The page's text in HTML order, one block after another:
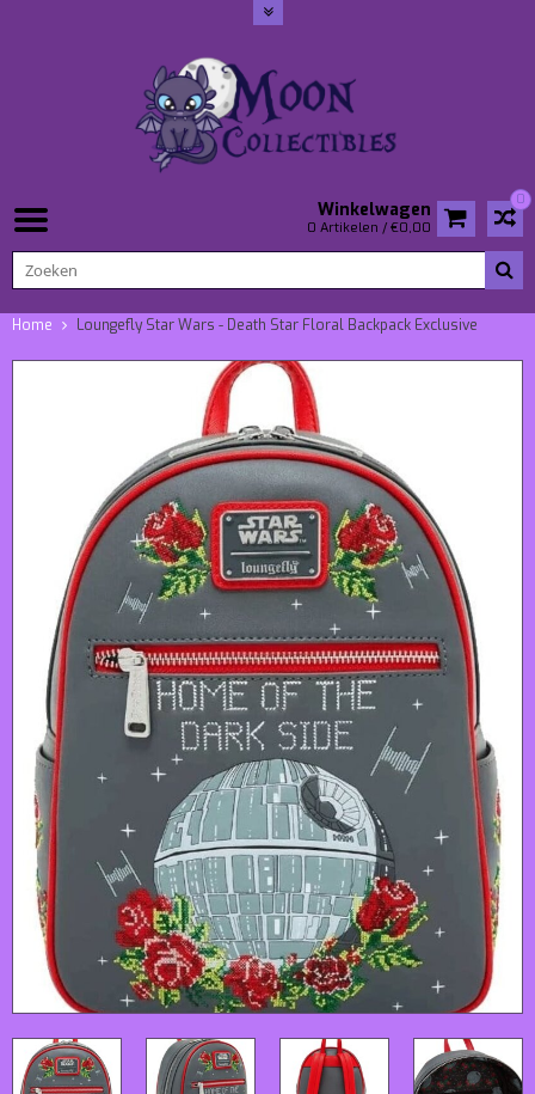
0
Winkelwagen
0 Artikelen / €0,00
Home Loungefly Star Wars - Death Star Floral Backpack Exclusive